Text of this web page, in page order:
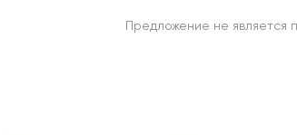
Предложение не является